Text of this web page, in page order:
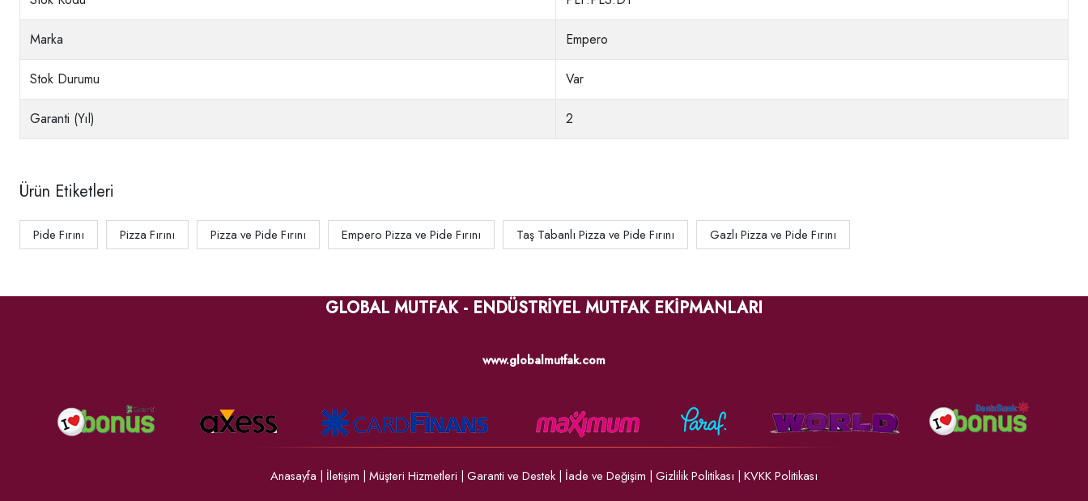
Marka Empero
Stok Durumu Var
Garanti (Yıl) 2
Ürün Etiketleri
Pide Fırını Pizza Fırını Pizza ve Pide Fırını Empero Pizza ve Pide Fırını Taş Tabanlı Pizza ve Pide Fırını Gazlı Pizza ve Pide Fırını
GLOBAL MUTFAK - ENDÜSTRİYEL MUTFAK EKİPMANLARI
www.globalmutfak.com
Anasayfa | İletişim | Müşteri Hizmetleri | Garanti ve Destek | İade ve Değişim | Gizlilik Politikası | KVKK Politikası